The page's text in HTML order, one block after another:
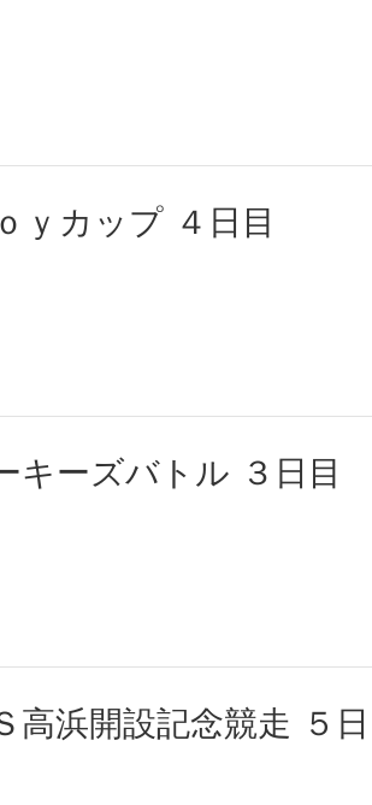
ｙカップ ４日目
ーズバトル ３日目
浜開設記念競走 ５日